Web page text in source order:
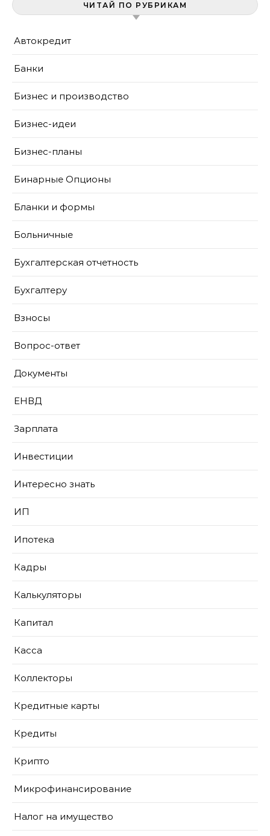
ЧИТАЙ ПО РУБРИКАМ
Автокредит
Банки
Бизнес и производство
Бизнес-идеи
Бизнес-планы
Бинарные Опционы
Бланки и формы
Больничные
Бухгалтерская отчетность
Бухгалтеру
Взносы
Вопрос-ответ
Документы
ЕНВД
Зарплата
Инвестиции
Интересно знать
ИП
Ипотека
Кадры
Калькуляторы
Капитал
Касса
Коллекторы
Кредитные карты
Кредиты
Крипто
Микрофинансирование
Налог на имущество